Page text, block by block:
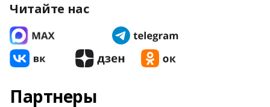
Читайте нас
Партнеры